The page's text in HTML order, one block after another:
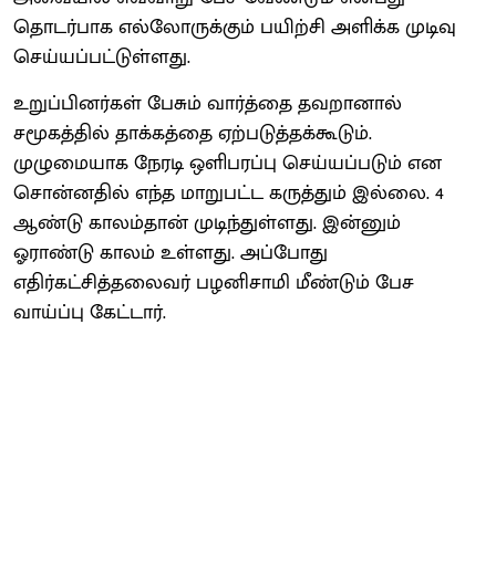
தொடர்பாக எல்லோருக்கும் பயிற்சி அளிக்க முடிவு
செய்யப்பட்டுள்ளது.
உறுப்பினர்கள் பேசும் வார்த்தை தவறானால்
சமூகத்தில் தாக்கத்தை ஏற்படுத்தக்கூடும்.
முழுமையாக நேரடி ஒளிபரப்பு செய்யப்படும் என
சொன்னதில் எந்த மாறுபட்ட கருத்தும் இல்லை. 4
ஆண்டு காலம்தான் முடிந்துள்ளது. இன்னும்
ஓராண்டு காலம் உள்ளது. அப்போது
எதிர்கட்சித்தலைவர் பழனிசாமி மீண்டும் பேச
வாய்ப்பு கேட்டார்.